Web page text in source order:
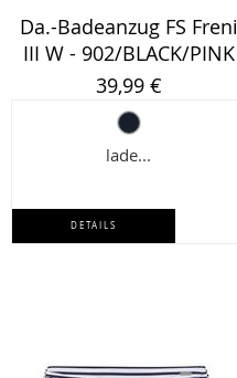
Da.-Badeanzug FS Freni
III W - 902/BLACK/PINK
39,99 €
lade...
DETAILS